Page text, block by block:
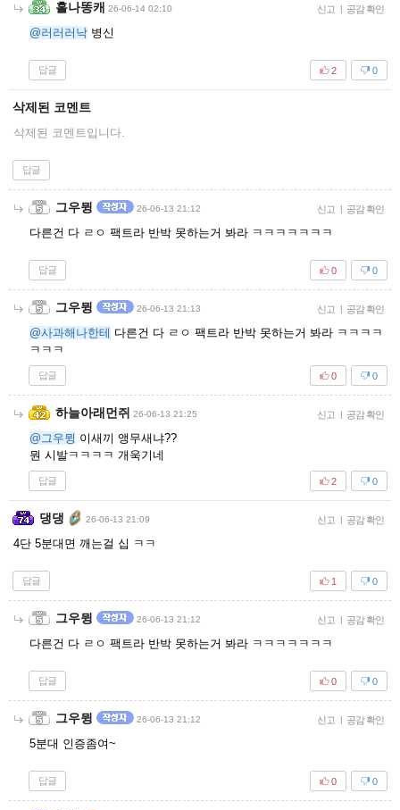
홀나똥캐 26-06-14 02:10 신고 | 공감 확인
@러러러낙 병신
답글 0
2
삭제된 코멘트
삭제된 코멘트입니다.
답글
그우뮝 26-06-13 21:12 신고 | 공감 확인
다른건 다 ㄹㅇ 팩트라 반박 못하는거 봐라 ㅋㅋㅋㅋㅋㅋㅋ
답글 0
0
그우뮝 26-06-13 21:13 신고 | 공감 확인
@사과해나한테 다른건 다 ㄹㅇ 팩트라 반박 못하는거 봐라 ㅋㅋㅋㅋ
ㅋㅋㅋ
답글 0
0
하늘아래먼쥐 26-06-13 21:25 신고 | 공감 확인
@그우뮝 이새끼 앵무새냐??
뭔 시발ㅋㅋㅋㅋ 개욱기네
답글 0
2
댕댕 26-06-13 21:09 신고 | 공감 확인
4단 5분대면 깨는걸 십 ㅋㅋ
답글 0
1
그우뮝 26-06-13 21:12 신고 | 공감 확인
다른건 다 ㄹㅇ 팩트라 반박 못하는거 봐라 ㅋㅋㅋㅋㅋㅋㅋ
답글 0
0
그우뮝 26-06-13 21:12 신고 | 공감 확인
5분대 인증좀여~
답글 0
0